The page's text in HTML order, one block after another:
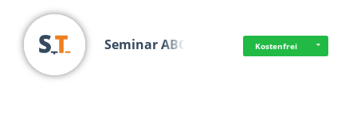
Seminar ABC Kostenfrei